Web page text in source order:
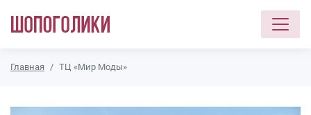
Главная ТЦ «Мир Моды»